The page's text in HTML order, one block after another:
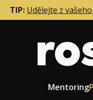
TIP: Udělejte z
Mentoring